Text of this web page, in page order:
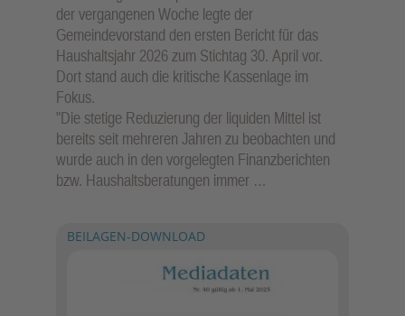
der vergangenen Woche legte der
Gemeindevorstand den ersten Bericht für das
Haushaltsjahr 2026 zum Stichtag 30. April vor.
Dort stand auch die kritische Kassenlage im
Fokus.
"Die stetige Reduzierung der liquiden Mittel ist
bereits seit mehreren Jahren zu beobachten und
wurde auch in den vorgelegten Finanzberichten
bzw. Haushaltsberatungen immer …
BEILAGEN-DOWNLOAD